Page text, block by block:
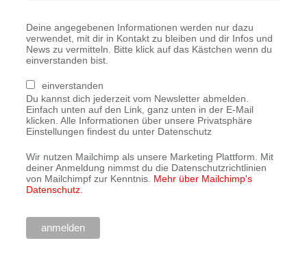
Deine angegebenen Informationen werden nur dazu
verwendet, mit dir in Kontakt zu bleiben und dir Infos und
News zu vermitteln. Bitte klick auf das Kästchen wenn du
einverstanden bist.
einverstanden
Du kannst dich jederzeit vom Newsletter abmelden.
Einfach unten auf den Link, ganz unten in der E-Mail
klicken. Alle Informationen über unsere Privatsphäre
Einstellungen findest du unter Datenschutz
Wir nutzen Mailchimp als unsere Marketing Plattform. Mit
deiner Anmeldung nimmst du die Datenschutzrichtlinien
von Mailchimpf zur Kenntnis. Mehr über Mailchimp's
Datenschutz.